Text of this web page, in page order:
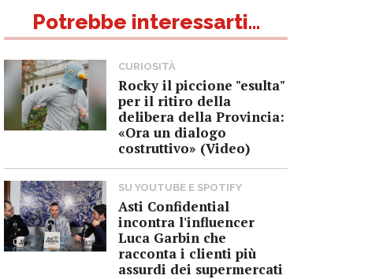
Potrebbe interessarti...
CURIOSITÀ
Rocky il piccione "esulta"
per il ritiro della
delibera della Provincia:
«Ora un dialogo
costruttivo» (Video)
SU YOUTUBE E SPOTIFY
Asti Confidential
incontra l'influencer
Luca Garbin che
racconta i clienti più
assurdi dei supermercati